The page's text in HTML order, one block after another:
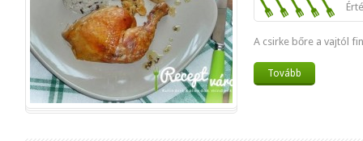
A csirke bőre a vajtól
Tovább